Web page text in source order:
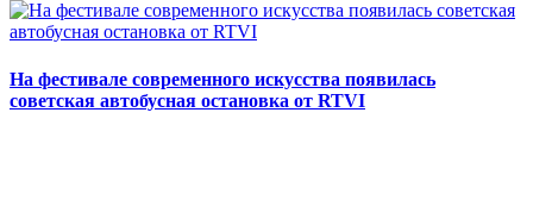
На фестивале современного искусства появилась
советская автобусная остановка от RTVI